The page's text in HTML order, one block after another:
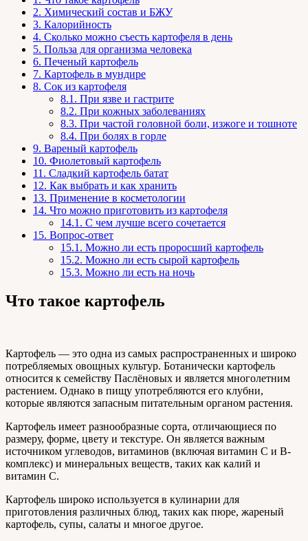
2. Химический состав и БЖУ
3. Калорийность
4. Сколько можно съесть картофеля в день
5. Польза для организма человека
6. Печеный картофель
7. Картофель в мундире
8. Сок из картофеля
8.1. При язве и гастрите
8.2. При кожных заболеваниях
8.3. При частой головной боли, изжоге и тошноте
8.4. При болях в горле
9. Вареный картофель
10. Фиолетовый картофель
11. Сладкий картофель батат
12. Как выбрать и как хранить
13. Применение в косметологии
14. Что можно приготовить из картофеля
14.1. С чем лучше всего сочетается
15. Вопрос-ответ
15.1. Можно ли есть проросший картофель
15.2. Можно ли есть сырой картофель
15.3. Можно ли есть на ночь
Что такое картофель
Картофель — это одна из самых распространенных и широко
потребляемых овощных культур. Ботанически картофель
относится к семейству Паслёновых и является многолетним
растением. Однако в пищу употребляются его клубни,
которые являются запасным питательным органом растения.
Картофель имеет разнообразные сорта, отличающиеся по
размеру, форме, цвету и текстуре. Он является важным
источником углеводов, витаминов (включая витамин C и B-
комплекс) и минеральных веществ, таких как калий и
витамин C.
Картофель широко используется в кулинарии для
приготовления различных блюд, таких как пюре, жареный
картофель, супы, салаты и многое другое.